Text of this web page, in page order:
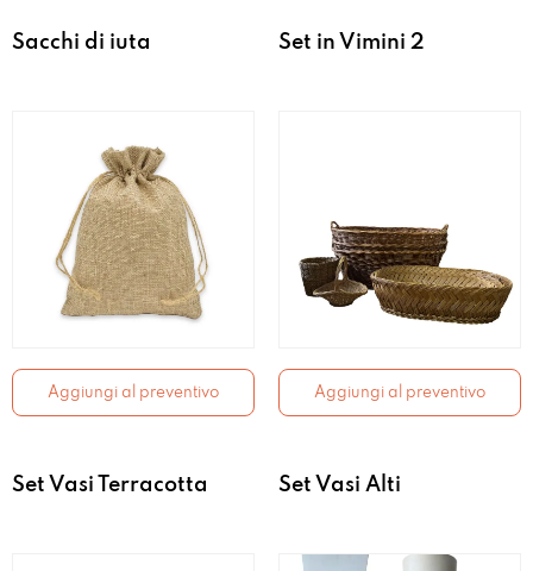
Sacchi di iuta
Aggiungi al preventivo
Set in Vimini 2
Aggiungi al preventivo
Set Vasi Terracotta Set Vasi Alti